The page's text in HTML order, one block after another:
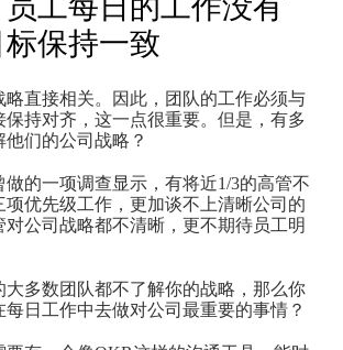
工每日的工作没有
保持一致
略直接相关。因此，团队的工作必须与
保持对齐，这一点很重要。但是，有多
们的公司战略？
的一项调查显示，有将近1/3的高管不
项优先级工作，更加谈不上清晰公司的
对公司战略都不清晰，更不期待员工明
大多数团队都不了解你的战略，那么你
日工作中去做对公司最重要的事情？